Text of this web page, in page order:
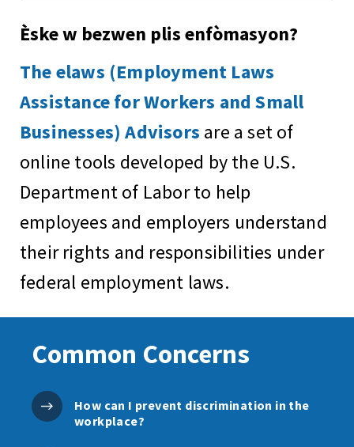
Èske w bezwen plis enfòmasyon?
The elaws (Employment Laws
Assistance for Workers and Small
Businesses) Advisors are a set of
online tools developed by the U.S.
Department of Labor to help
employees and employers understand
their rights and responsibilities under
federal employment laws.
Common Concerns
How can I prevent discrimination in the
workplace?